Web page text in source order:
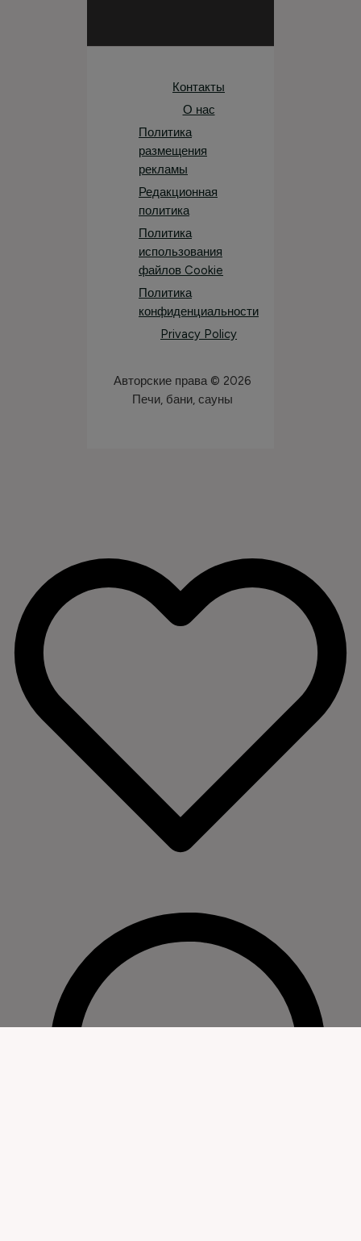
Контакты
О нас
Политика
размещения
рекламы
Редакционная
политика
Политика
использования
файлов Cookie
Политика
конфиденциальности
Privacy Policy
Авторские права © 2026
Печи, бани, сауны